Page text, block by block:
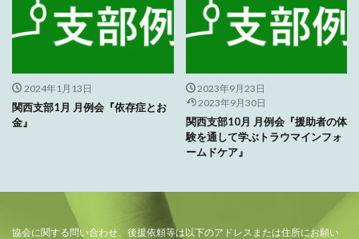
2024年1月13日
関西支部1月 月例会『依存症とお
金』
2023年9月23日
2023年9月30日
関西支部10月 月例会『援助者の体
験を通して学ぶトラウマインフォ
ームドケア』
協会に関する問い合わせ、後援依頼等は以下のアドレスまたは住所にお願い